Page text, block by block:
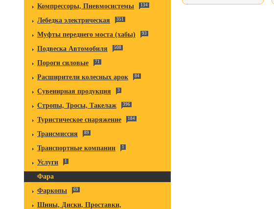
Компрессоры, Пневмосистемы 134
Лебедка электрическая 351
Муфты переднего моста (хабы) 93
Подвеска Автомобиля 508
Пороги силовые 71
Расширители колесных арок 84
Сувенирная продукция 3
Стропы, Тросы, Такелаж 396
Туристическое снаряжение 184
Трансмиссия 89
Транспортные компании 1
Услуги 1
Фара
Фаркопы
69
Шины, Диски, Проставки,